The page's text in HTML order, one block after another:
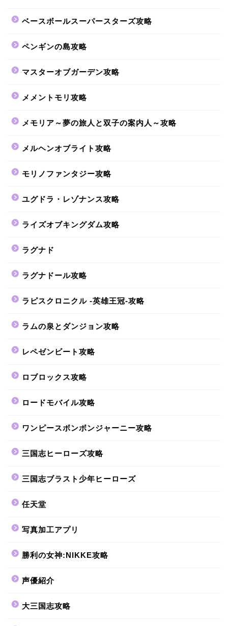
ベースボールスーパースターズ攻略
ペンギンの島攻略
マスターオブガーデン攻略
メメントモリ攻略
メモリア～夢の旅人と双子の案内人～攻略
メルヘンオブライト攻略
モリノファンタジー攻略
ユグドラ・レゾナンス攻略
ライズオブキングダム攻略
ラグナド
ラグナドール攻略
ラピスクロニクル -英雄王冠-攻略
ラムの泉とダンジョン攻略
レペゼンビート攻略
ロブロックス攻略
ロードモバイル攻略
ワンピースボンボンジャーニー攻略
三国志ヒーローズ攻略
三国志ブラスト少年ヒーローズ
任天堂
写真加工アプリ
勝利の女神:NIKKE攻略
声優紹介
大三国志攻略